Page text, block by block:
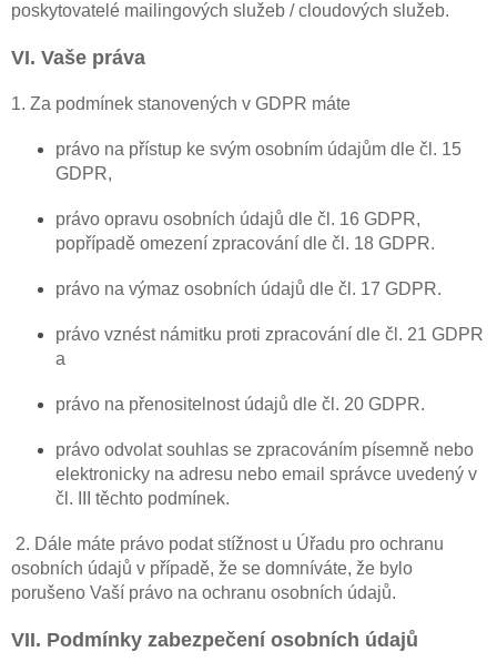
poskytovatelé mailingových služeb / cloudových služeb.
VI. Vaše práva
1. Za podmínek stanovených v GDPR máte
právo na přístup ke svým osobním údajům dle čl. 15
GDPR,
právo opravu osobních údajů dle čl. 16 GDPR,
popřípadě omezení zpracování dle čl. 18 GDPR.
právo na výmaz osobních údajů dle čl. 17 GDPR.
právo vznést námitku proti zpracování dle čl. 21 GDPR
a
právo na přenositelnost údajů dle čl. 20 GDPR.
právo odvolat souhlas se zpracováním písemně nebo
elektronicky na adresu nebo email správce uvedený v
čl. III těchto podmínek.
2. Dále máte právo podat stížnost u Úřadu pro ochranu
osobních údajů v případě, že se domníváte, že bylo
porušeno Vaší právo na ochranu osobních údajů.
VII. Podmínky zabezpečení osobních údajů